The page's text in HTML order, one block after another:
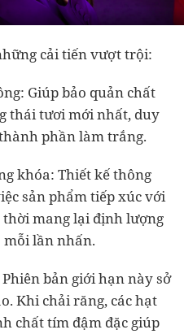
cải tiến vượt trội:
Giúp bảo quản chất
thái tươi mới nhất, duy
phần làm trắng.
khóa: Thiết kế thông
sản phẩm tiếp xúc với
mang lại định lượng
mỗi lần nhấn.
bản giới hạn này sở
Khi chải răng, các hạt
chất tím đậm đặc giúp